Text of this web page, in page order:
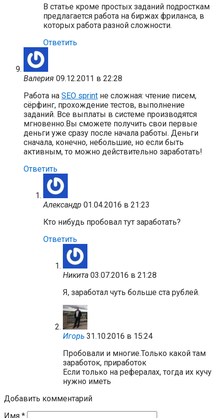
В статье кроме простых заданий подросткам
предлагается работа на биржах фриланса, в
которых работа разной сложности.
Ответить
Валерия 09.12.2011 в 22:28
Работа на SEO sprint не сложная: чтение писем,
сёрфинг, прохождение тестов, выполнение
заданий. Все выплаты в системе производятся
мгновенно.Вы сможете получить свои первые
деньги уже сразу после начала работы. Деньги
сначала, конечно, небольшие, но если быть
активным, то можно действительно заработать!
Ответить
Александр 01.04.2016 в 21:23
Кто нибудь пробовал тут заработать?
Ответить
Никита 03.07.2016 в 21:28
Я, заработал чуть больше ста рублей.
Игорь 31.10.2016 в 15:24
Пробовали и многие.Только какой там
заработок, приработок
Если только на рефералах, тогда их кучу
нужно иметь
Добавить комментарий
Имя *